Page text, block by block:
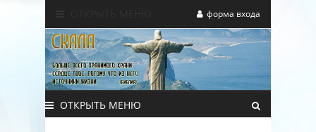
форма входа
ОТКРЫТЬ МЕНЮ